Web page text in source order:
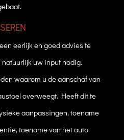
eerlijk en goed advies te
uw input nodig.
waarom u de aanschaf van
overweegt. Heeft dit te
aanpassingen, toename
toename van het auto